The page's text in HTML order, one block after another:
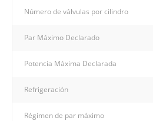
Número de válvulas por cilindro
Par Máximo Declarado
Potencia Máxima Declarada
Refrigeración
Régimen de par máximo